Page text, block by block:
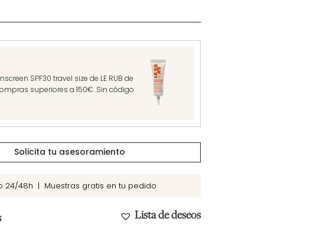
SPF30 travel size de LE RUB de
superiores a 150€. Sin código
Solicita tu asesoramiento
24/48h | Muestras gratis en tu pedido
Lista de deseos